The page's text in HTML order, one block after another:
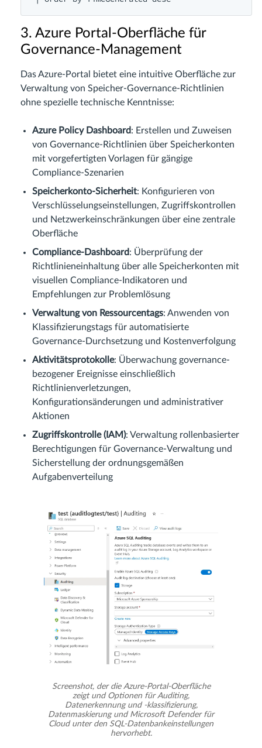
3. Azure Portal-Oberfläche für
Governance-Management
Das Azure-Portal bietet eine intuitive Oberfläche zur
Verwaltung von Speicher-Governance-Richtlinien
ohne spezielle technische Kenntnisse:
Azure Policy Dashboard: Erstellen und Zuweisen
von Governance-Richtlinien über Speicherkonten
mit vorgefertigten Vorlagen für gängige
Compliance-Szenarien
Speicherkonto-Sicherheit: Konfigurieren von
Verschlüsselungseinstellungen, Zugriffskontrollen
und Netzwerkeinschränkungen über eine zentrale
Oberfläche
Compliance-Dashboard: Überprüfung der
Richtlinieneinhaltung über alle Speicherkonten mit
visuellen Compliance-Indikatoren und
Empfehlungen zur Problemlösung
Verwaltung von Ressourcentags: Anwenden von
Klassifizierungstags für automatisierte
Governance-Durchsetzung und Kostenverfolgung
Aktivitätsprotokolle: Überwachung governance-
bezogener Ereignisse einschließlich
Richtlinienverletzungen,
Konfigurationsänderungen und administrativer
Aktionen
Zugriffskontrolle (IAM): Verwaltung rollenbasierter
Berechtigungen für Governance-Verwaltung und
Sicherstellung der ordnungsgemäßen
Aufgabenverteilung
Screenshot, der die Azure-Portal-Oberfläche
zeigt und Optionen für Auditing,
Datenerkennung und -klassifizierung,
Datenmaskierung und Microsoft Defender für
Cloud unter den SQL-Datenbankeinstellungen
hervorhebt.